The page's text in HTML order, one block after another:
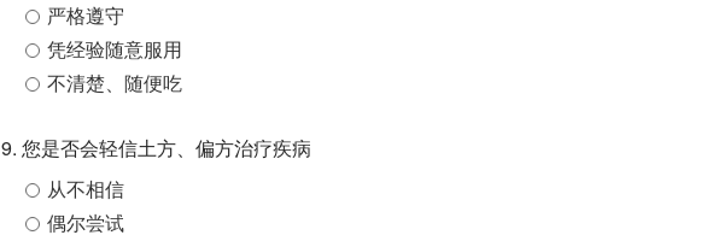
严格遵守
凭经验随意服用
不清楚、随便吃
9. 您是否会轻信土方、偏方治疗疾病
从不相信
偶尔尝试